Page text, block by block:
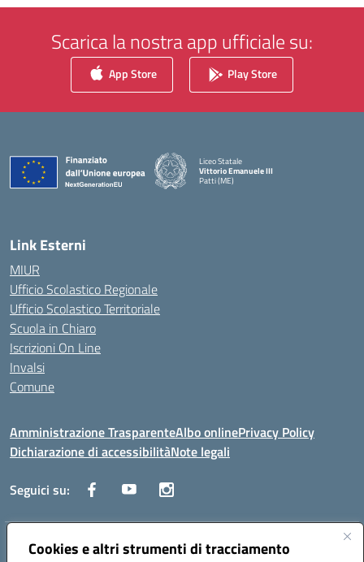
Cookies e altri strumenti di tracciamento
Scarica la nostra app ufficiale su:
App Store Play Store
Liceo Statale
Vittorio Emanuele III
Patti (ME)
Link Esterni
MIUR
Ufficio Scolastico Regionale
Ufficio Scolastico Territoriale
Scuola in Chiaro
Iscrizioni On Line
Invalsi
Comune
Amministrazione TrasparenteAlbo onlinePrivacy Policy
Dichiarazione di accessibilitàNote legali
Seguici su:
Indirizzo:Via Trieste, 43 – 98066 Patti (ME)